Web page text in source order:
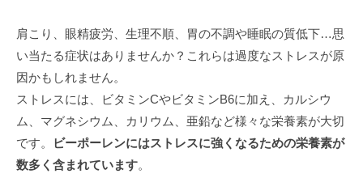
肩こり、眼精疲労、生理不順、胃の不調や睡眠の質低下…思
い当たる症状はありませんか？これらは過度なストレスが原
因かもしれません。
ストレスには、ビタミンCやビタミンB6に加え、カルシウ
ム、マグネシウム、カリウム、亜鉛など様々な栄養素が大切
です。
ビーポーレンにはストレスに強くなるための栄養素が
数多く含まれています。